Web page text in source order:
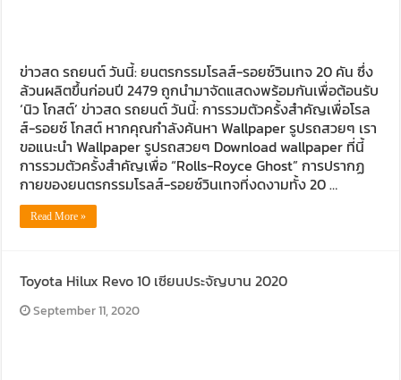
ข่าวสด รถยนต์ วันนี้: ยนตรกรรมโรลส์-รอยซ์วินเทจ 20 คัน ซึ่ง
ล้วนผลิตขึ้นก่อนปี 2479 ถูกนำมาจัดแสดงพร้อมกันเพื่อต้อนรับ
‘นิว โกสต์’ ข่าวสด รถยนต์ วันนี้: การรวมตัวครั้งสำคัญเพื่อโรล
ส์-รอยซ์ โกสต์ หากคุณกำลังค้นหา Wallpaper รูปรถสวยๆ เรา
ขอแนะนำ Wallpaper รูปรถสวยๆ Download wallpaper ที่นี้
การรวมตัวครั้งสำคัญเพื่อ “Rolls-Royce Ghost” การปรากฏ
กายของยนตรกรรมโรลส์-รอยซ์วินเทจที่งดงามทั้ง 20 …
Read More »
Toyota Hilux Revo 10 เซียนประจัญบาน 2020
September 11, 2020